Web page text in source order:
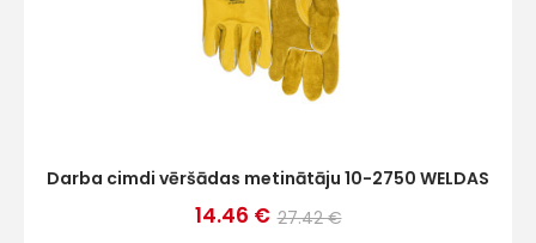
Darba cimdi vēršādas metinātāju 10-2750 WELDAS
14.46 € 27.42 €